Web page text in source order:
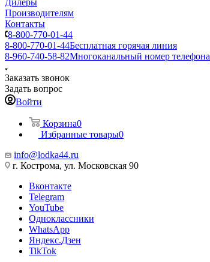
Дилеры
Производителям
Контакты
8-800-770-01-44
8-800-770-01-44Бесплатная горячая линия
8-960-740-58-82Многоканальный номер телефона
Заказать звонок
Задать вопрос
Войти
Корзина0
Избранные товары0
info@lodka44.ru
г. Кострома, ул. Московская 90
Вконтакте
Telegram
YouTube
Одноклассники
WhatsApp
Яндекс.Дзен
TikTok